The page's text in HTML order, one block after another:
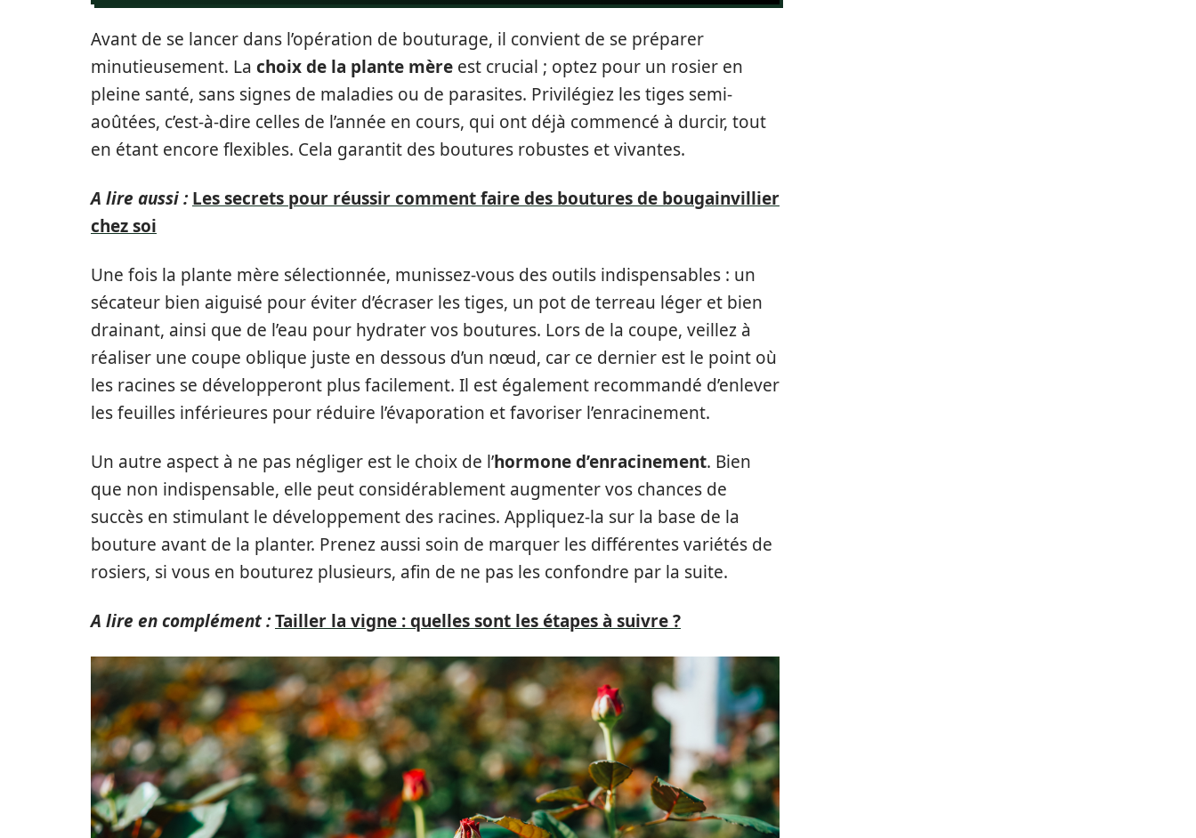
Avant de se lancer dans l’opération de bouturage, il convient de se préparer
minutieusement. La choix de la plante mère est crucial ; optez pour un rosier en
pleine santé, sans signes de maladies ou de parasites. Privilégiez les tiges semi-
aoûtées, c’est-à-dire celles de l’année en cours, qui ont déjà commencé à durcir, tout
en étant encore flexibles. Cela garantit des boutures robustes et vivantes.
A lire aussi : Les secrets pour réussir comment faire des boutures de bougainvillier
chez soi
Une fois la plante mère sélectionnée, munissez-vous des outils indispensables : un
sécateur bien aiguisé pour éviter d’écraser les tiges, un pot de terreau léger et bien
drainant, ainsi que de l’eau pour hydrater vos boutures. Lors de la coupe, veillez à
réaliser une coupe oblique juste en dessous d’un nœud, car ce dernier est le point où
les racines se développeront plus facilement. Il est également recommandé d’enlever
les feuilles inférieures pour réduire l’évaporation et favoriser l’enracinement.
Un autre aspect à ne pas négliger est le choix de l’hormone d’enracinement. Bien
que non indispensable, elle peut considérablement augmenter vos chances de
succès en stimulant le développement des racines. Appliquez-la sur la base de la
bouture avant de la planter. Prenez aussi soin de marquer les différentes variétés de
rosiers, si vous en bouturez plusieurs, afin de ne pas les confondre par la suite.
A lire en complément :Tailler la vigne : quelles sont les étapes à suivre ?